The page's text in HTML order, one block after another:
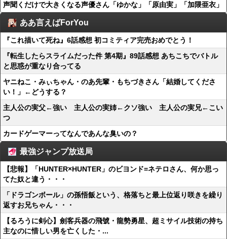
声聞くだけで大きくなる声優さん「ゆかな」「原由実」「加隈亜衣」
ああ言えばForYou
『これ描いて死ね』6話感想 初コミティア完売おめでとう！
『転生したらスライムだった件 第4期』89話感想 あちこちでバトル
と思惑が重なり合ってる
ヤニねこ・みぃちゃん・のあ先輩・もちづきさん「結婚してくださ
い！」←どうする？
主人公の実父←強い 主人公の実姉←クソ強い 主人公の実兄←こい
つ
カードゲーマーってなんであんな臭いの？
最強ジャンプ放送局
【悲報】「HUNTER×HUNTER」のビヨンド=ネテロさん、何か思っ
てた奴と違う・・・
「ドラゴンボール」の孫悟飯という、格落ちと最上位返り咲きを繰り
返すお兄ちゃん・・・
【るろうに剣心】劍客兵器の飛號・龍勢勇星、超ミサイル技術の持ち
主なのに惜しい男を亡くした・...